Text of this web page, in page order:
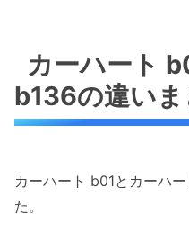
カーハート
b136の違いま
カーハート b01とカーハ
た。